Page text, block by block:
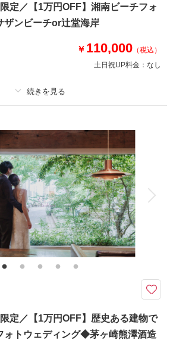
周辺、城ヶ島など、ご相談ください
への移動等、全て含まれております
撮影レポート
撮影場所：片瀬江ノ島海岸（神奈川）
撮影日の空き
を確認する
定／【1万円OFF】湘南ビーチフォ
ザンビーチor辻堂海岸
￥ 110,000 （税込）
土日祝UP料金： なし
新婦衣装1着 新郎衣装1着
ヘアメイク 小物一式
データ 100 カット 台紙付写真
会食 挙式
家族用衣装レンタル ペットと撮影
その他含むもの
3週間/レタッチ済）・ヘアメイク・撮影アテン
ル・ベールレンタル・ブーケ＆ブートニアレンタ
組限定◆茅ヶ崎もしくは辻堂海岸をロケ地にお
or辻堂海岸等、近隣のビーチロケーション撮影
色味補正等レタッチ済）
定／【1万円OFF】歴史ある建物で
ォトウェディング◆茅ヶ崎熊澤酒造